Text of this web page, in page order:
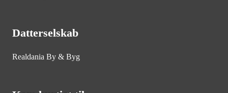
Datterselskab
Realdania By & Byg